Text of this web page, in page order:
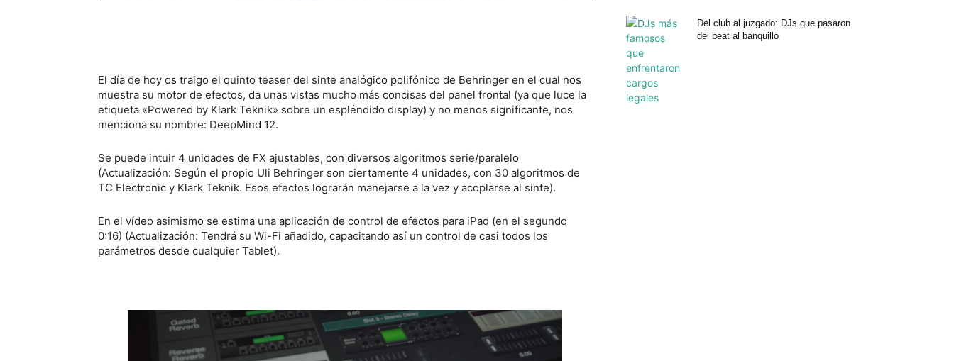
El día de hoy os traigo el quinto teaser del sinte analógico polifónico de Behringer en el cual nos
muestra su motor de efectos, da unas vistas mucho más concisas del panel frontal (ya que luce la
etiqueta «Powered by Klark Teknik» sobre un espléndido display) y no menos significante, nos
menciona su nombre: DeepMind 12.
Se puede intuir 4 unidades de FX ajustables, con diversos algoritmos serie/paralelo
(Actualización: Según el propio Uli Behringer son ciertamente 4 unidades, con 30 algoritmos de
TC Electronic y Klark Teknik. Esos efectos lograrán manejarse a la vez y acoplarse al sinte).
En el vídeo asimismo se estima una aplicación de control de efectos para iPad (en el segundo
0:16) (Actualización: Tendrá su Wi-Fi añadido, capacitando así un control de casi todos los
parámetros desde cualquier Tablet).
Del club al juzgado: DJs que pasaron
del beat al banquillo